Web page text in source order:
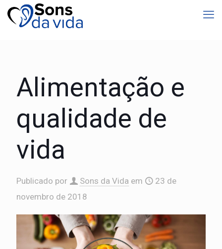
Alimentação e
qualidade de
vida
Publicado por Sons da Vida em
23 de
novembro de 2018